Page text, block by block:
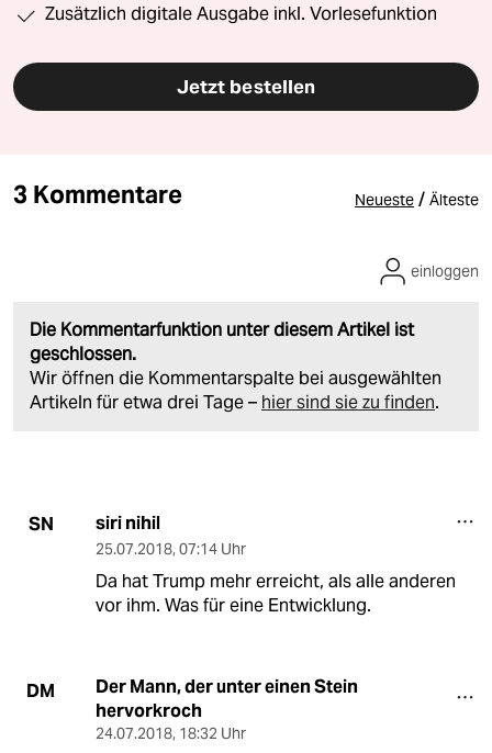
Zusätzlich digitale Ausgabe inkl. Vorlesefunktion
Jetzt bestellen
3 Kommentare Neueste / Älteste
Die Kommentarfunktion unter diesem Artikel ist
geschlossen.
Wir öffnen die Kommentarspalte bei ausgewählten
Artikeln für etwa drei Tage – hier sind sie zu finden.
einloggen
SN siri nihil
25.07.2018, 07:14 Uhr
Da hat Trump mehr erreicht, als alle anderen
vor ihm. Was für eine Entwicklung.
DM
Der Mann, der unter einen Stein
hervorkroch
24.07.2018, 18:32 Uhr